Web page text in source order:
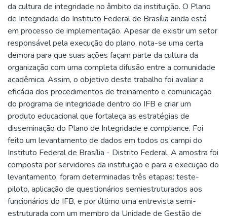
da cultura de integridade no âmbito da instituição. O Plano
de Integridade do Instituto Federal de Brasília ainda está
em processo de implementação. Apesar de existir um setor
responsável pela execução do plano, nota-se uma certa
demora para que suas ações façam parte da cultura da
organização com uma completa difusão entre a comunidade
acadêmica. Assim, o objetivo deste trabalho foi avaliar a
eficácia dos procedimentos de treinamento e comunicação
do programa de integridade dentro do IFB e criar um
produto educacional que fortaleça as estratégias de
disseminação do Plano de Integridade e compliance. Foi
feito um levantamento de dados em todos os campi do
Instituto Federal de Brasília - Distrito Federal. A amostra foi
composta por servidores da instituição e para a execução do
levantamento, foram determinadas três etapas: teste-
piloto, aplicação de questionários semiestruturados aos
funcionários do IFB, e por último uma entrevista semi-
estruturada com um membro da Unidade de Gestão de